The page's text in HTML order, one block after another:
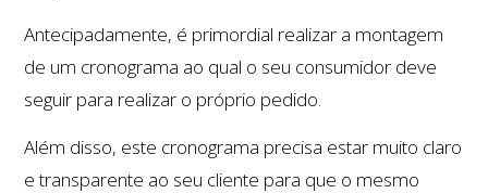
Antecipadamente, é primordial realizar a montagem
de um cronograma ao qual o seu consumidor deve
seguir para realizar o próprio pedido.
Além disso, este cronograma precisa estar muito claro
e transparente ao seu cliente para que o mesmo